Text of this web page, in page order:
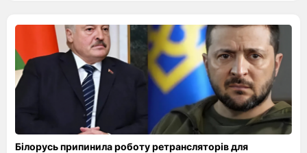
Білорусь припинила роботу ретрансляторів для